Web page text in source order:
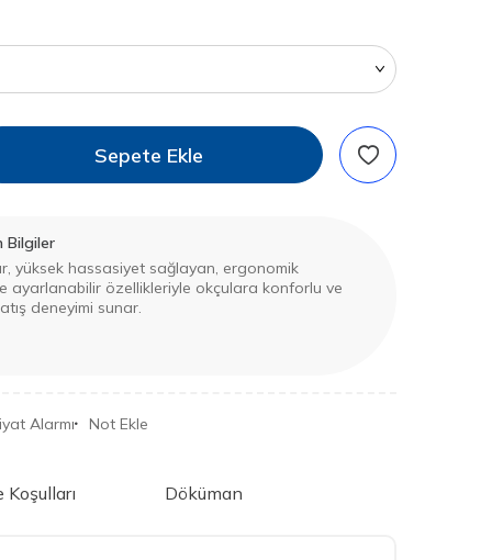
Sepete Ekle
Bilgiler
yüksek hassasiyet sağlayan, ergonomik
ayarlanabilir özellikleriyle okçulara konforlu ve
deneyimi sunar.
Alarmı Not Ekle
Koşulları Döküman